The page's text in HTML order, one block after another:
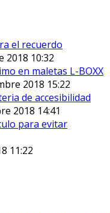
el recuerdo
2018 10:32
en maletas L-BOXX
2018 15:22
de accesibilidad
2018 14:41
para evitar
11:22